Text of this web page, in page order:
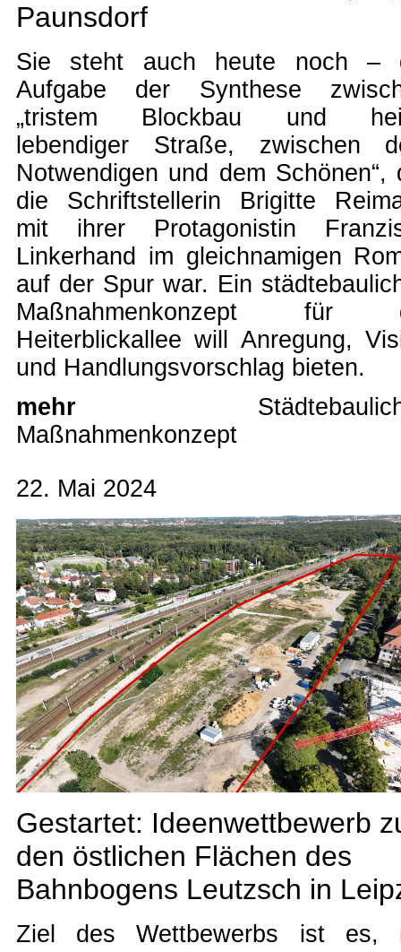
Paunsdorf
Sie steht auch heute noch –
Aufgabe der Synthese
„tristem Blockbau und
lebendiger Straße, zwischen
Notwendigen und dem Schönen“,
die Schriftstellerin Brigitte
mit ihrer Protagonistin
Linkerhand im gleichnamigen
auf der Spur war. Ein
Maßnahmenkonzept für
Heiterblickallee will Anregung,
und Handlungsvorschlag bieten.
mehr
Maßnahmenkonzept
22. Mai 2024
Gestartet: Ideenwettbewerb
den östlichen Flächen des
Bahnbogens Leutzsch in
Ziel des Wettbewerbs ist es,